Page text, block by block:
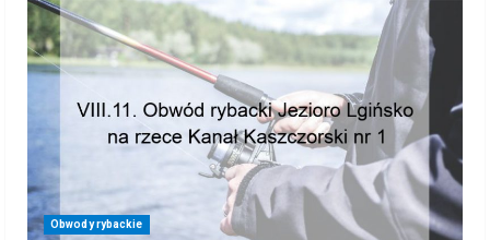
Obwody rybackie